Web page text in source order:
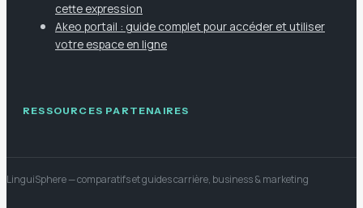
cette expression
Akeo portail : guide complet pour accéder et utiliser
votre espace en ligne
RESSOURCES PARTENAIRES
LinguiSphere— comparatifs et guides carrière, business & marketing